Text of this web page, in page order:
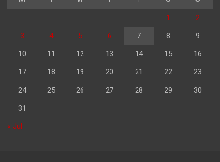
1 2
3 4 5 6 7 8 9
10 11 12 13 14 15 16
17 18 19 20 21 22 23
24 25 26 27 28 29 30
31
« Jul